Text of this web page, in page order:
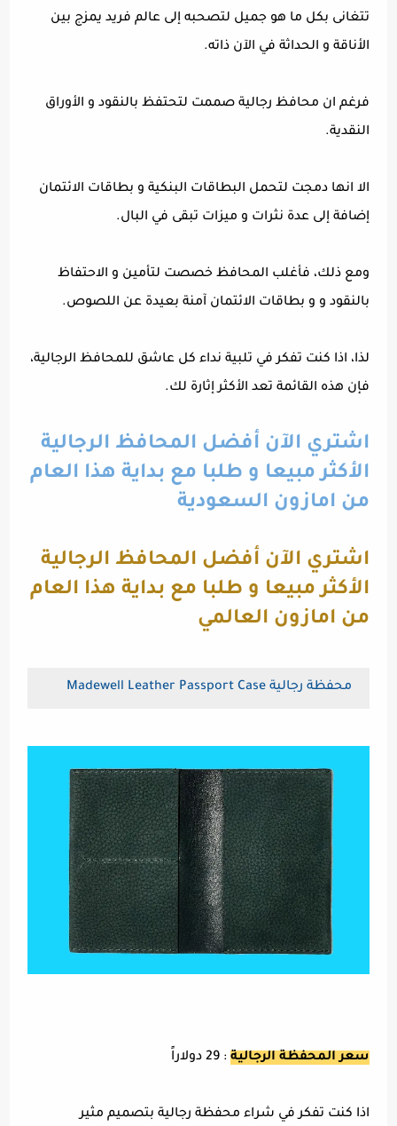
تتغانى بكل ما هو جميل لتصحبه إلى عالم فريد يمزج بين
الأناقة و الحداثة في الآن ذاته.
فرغم ان محافظ رجالية صممت لتحتفظ بالنقود و الأوراق
النقدية.
الا انها دمجت لتحمل البطاقات البنكية و بطاقات الائتمان
إضافة إلى عدة نثرات و ميزات تبقى في البال.
ومع ذلك، فأغلب المحافظ خصصت لتأمين و الاحتفاظ
بالنقود و و بطاقات الائتمان آمنة بعيدة عن اللصوص.
لذا، اذا كنت تفكر في تلبية نداء كل عاشق للمحافظ الرجالية،
فإن هذه القائمة تعد الأكثر إثارة لك.
اشتري الآن أفضل المحافظ الرجالية
الأكثر مبيعا و طلبا مع بداية هذا العام
من امازون السعودية
اشتري الآن أفضل المحافظ الرجالية
الأكثر مبيعا و طلبا مع بداية هذا العام
من امازون العالمي
محفظة رجالية Madewell Leather Passport Case
سعر المحفظة الرجالية : 29 دولاراً
اذا كنت تفكر في شراء محفظة رجالية بتصميم مثير